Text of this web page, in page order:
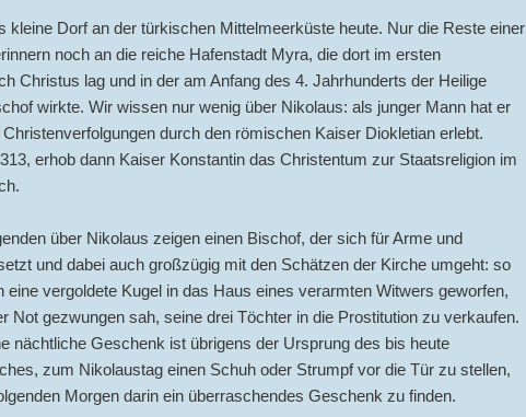
kleine Dorf an der türkischen Mittelmeerküste heute. Nur die Reste einer
noch an die reiche Hafenstadt Myra, die dort im ersten
Christus lag und in der am Anfang des 4. Jahrhunderts der Heilige
wirkte. Wir wissen nur wenig über Nikolaus: als junger Mann hat er
durch den römischen Kaiser Diokletian erlebt.
erhob dann Kaiser Konstantin das Christentum zur Staatsreligion im
über Nikolaus zeigen einen Bischof, der sich für Arme und
und dabei auch großzügig mit den Schätzen der Kirche umgeht: so
eine vergoldete Kugel in das Haus eines verarmten Witwers geworfen,
Not gezwungen sah, seine drei Töchter in die Prostitution zu verkaufen.
nächtliche Geschenk ist übrigens der Ursprung des bis heute
zum Nikolaustag einen Schuh oder Strumpf vor die Tür zu stellen,
Morgen darin ein überraschendes Geschenk zu finden.